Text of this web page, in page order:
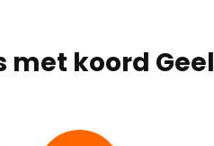
met koord Geel